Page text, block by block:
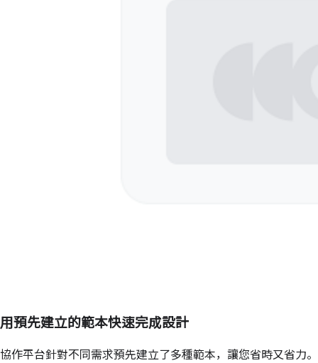
用預先建立的範本快速完成設計
協作平台針對不同需求預先建立了多種範本，讓您省時又省力。